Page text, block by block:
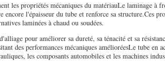
les propriétés mécaniques du matériauLe laminage à
l'épaisseur du tube et renforce sa structure.Ces
laminées à chaud ou soudées.
pour améliorer sa dureté, sa ténacité et sa
des performances mécaniques amélioréesLe tube en
les composants automobiles et les machines